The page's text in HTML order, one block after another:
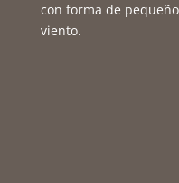
con forma de
viento.